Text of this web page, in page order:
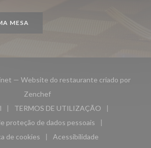
MESA
— Website do restaurante criado por
Zenchef((abre numa nova janela))
numa nova janela))
TERMOS DE UTILIZAÇÃO
((abre numa nova janela))
proteção de dados pessoais
((abre numa nova janela))
de cookies
((abre numa nova janela))
Acessibilidade